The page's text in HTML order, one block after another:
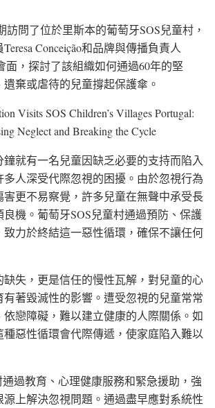
訪問了位於里斯本的葡萄牙SOS兒童村，
Conceição和品牌與傳播負責人
面，探討了該組織如何通過60年的堅
棄或虐待的兒童撐起保護傘。
Visits SOS Children’s Villages Portugal:
Neglect and Breaking the Cycle
就有一名兒童因缺乏必要的支持而陷入
人深受代際忽視的困擾。由於忽視行為
更不易察覺，許多兒童在無聲中承受長
機。葡萄牙SOS兒童村通過預防、保護
力於終結這一惡性循環，確保不讓任何
缺失，更是信任的慢性瓦解，對兒童的心
著毀滅性的影響。遭受忽視的兒童常常
戀障礙，難以建立健康的人際關係。如
惡性循環會代際傳遞，使家庭陷入難以
過教育、心理健康服務和緊急援助，強
上解決忽視問題。通過盡早應對系統性